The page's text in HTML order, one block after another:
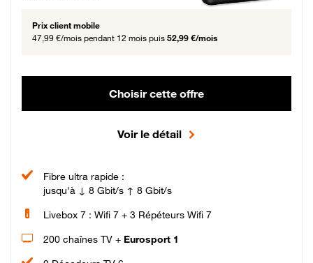
Prix client mobile
47,99 €/mois pendant 12 mois puis 52,99 €/mois
Choisir cette offre
Voir le détail
Fibre ultra rapide :
jusqu'à ↓ 8 Gbit/s ↑ 8 Gbit/s
Livebox 7 : Wifi 7 + 3 Répéteurs Wifi 7
200 chaînes TV + Eurosport 1